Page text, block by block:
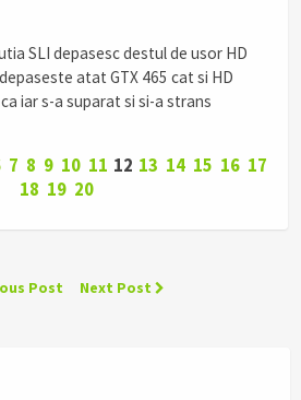
SLI depasesc destul de usor HD
atat GTX 465 cat si HD
iar s-a suparat si si-a strans
7 8 9 10 11 12 13 14 15 16 17
18 19 20
Post Next Post